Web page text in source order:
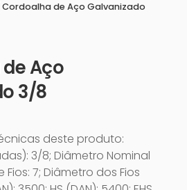
de Aço Galvanizado
Aço
3/8
deste produto:
3/8; Diâmetro Nominal
Fios: 7; Diâmetro dos Fios